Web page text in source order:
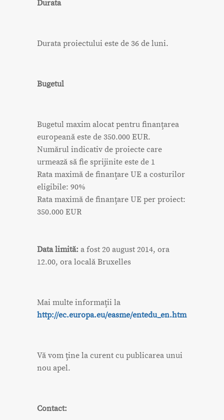
Durata
Durata proiectului este de 36 de luni.
Bugetul
Bugetul maxim alocat pentru finanţarea
europeană este de 350.000 EUR.
Numărul indicativ de proiecte care
urmează să fie sprijinite este de 1
Rata maximă de finanţare UE a costurilor
eligibile: 90%
Rata maximă de finanţare UE per proiect:
350.000 EUR
Data limită: a fost 20 august 2014, ora
12.00, ora locală Bruxelles
Mai multe informaţii la
http://ec.europa.eu/easme/entedu_en.htm
Vă vom ţine la curent cu publicarea unui
nou apel.
Contact: